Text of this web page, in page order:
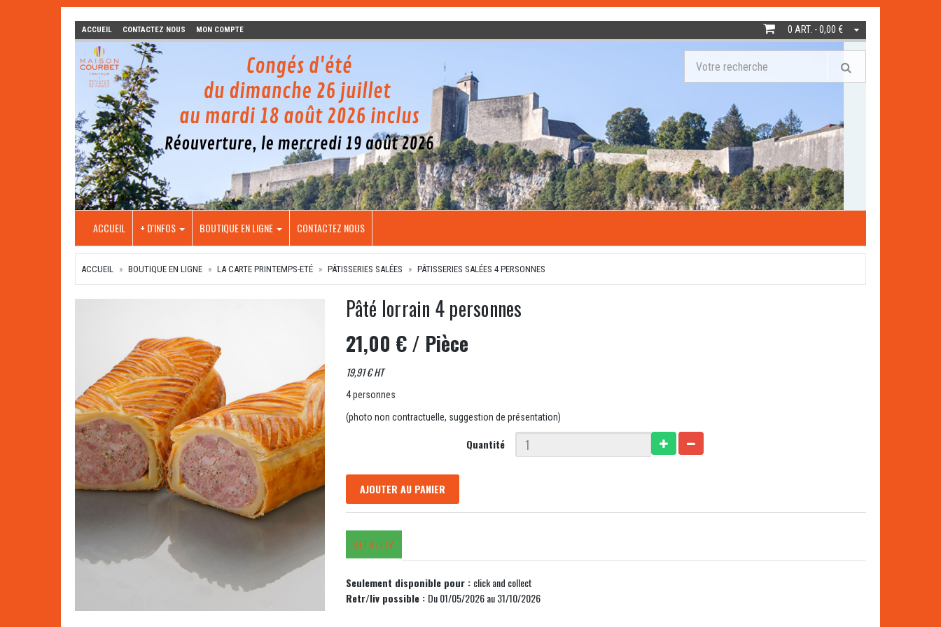
ACCUEIL CONTACTEZ NOUS MON COMPTE 0 ART. - 0,00 €
ACCUEIL + D'INFOS BOUTIQUE EN LIGNE CONTACTEZ NOUS
ACCUEIL BOUTIQUE EN LIGNE LA CARTE PRINTEMPS-ETÉ PÂTISSERIES SALÉES PÂTISSERIES SALÉES 4 PERSONNES
Pâté lorrain 4 personnes
21,00 €/ Pièce
19,91 € HT
4 personnes
(photo non contractuelle, suggestion de présentation)
Quantité
AJOUTER AU PANIER
RETR/LIV
Seulement disponible pour : click and collect
Retr/liv possible : Du 01/05/2026 au 31/10/2026